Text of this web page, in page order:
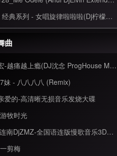
128 - 经典系列 - 女唱旋律啦啦啦(Dj柠檬喜 FunkyHouse Mix)
曲
郭飞宏-越痛越上瘾(DJ沈念 ProgHouse Mix国语女)
妹 - 八八八八 (Remix)
爱的-高清晰无损音乐发烧大碟
牧时光
Mp3 连南DjZMZ-全国语连版慢歌音乐3D环绕高音质孙露专辑串烧
剪梅